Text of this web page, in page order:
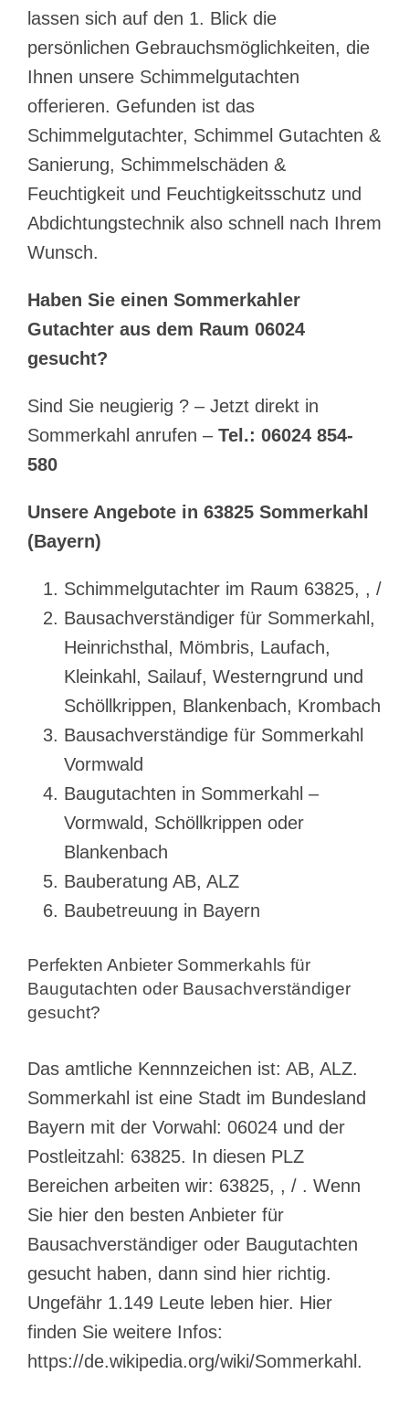
lassen sich auf den 1. Blick die
persönlichen Gebrauchsmöglichkeiten, die
Ihnen unsere Schimmelgutachten
offerieren. Gefunden ist das
Schimmelgutachter, Schimmel Gutachten &
Sanierung, Schimmelschäden &
Feuchtigkeit und Feuchtigkeitsschutz und
Abdichtungstechnik also schnell nach Ihrem
Wunsch.
Haben Sie einen Sommerkahler
Gutachter aus dem Raum 06024
gesucht?
Sind Sie neugierig ? – Jetzt direkt in
Sommerkahl anrufen – Tel.: 06024 854-
580
Unsere Angebote in 63825 Sommerkahl
(Bayern)
Schimmelgutachter im Raum 63825, , /
Bausachverständiger für Sommerkahl,
Heinrichsthal, Mömbris, Laufach,
Kleinkahl, Sailauf, Westerngrund und
Schöllkrippen, Blankenbach, Krombach
Bausachverständige für Sommerkahl
Vormwald
Baugutachten in Sommerkahl –
Vormwald, Schöllkrippen oder
Blankenbach
Bauberatung AB, ALZ
Baubetreuung in Bayern
Perfekten Anbieter Sommerkahls für
Baugutachten oder Bausachverständiger
gesucht?
Das amtliche Kennnzeichen ist: AB, ALZ.
Sommerkahl ist eine Stadt im Bundesland
Bayern mit der Vorwahl: 06024 und der
Postleitzahl: 63825. In diesen PLZ
Bereichen arbeiten wir: 63825, , / . Wenn
Sie hier den besten Anbieter für
Bausachverständiger oder Baugutachten
gesucht haben, dann sind hier richtig.
Ungefähr 1.149 Leute leben hier. Hier
finden Sie weitere Infos:
https://de.wikipedia.org/wiki/Sommerkahl.